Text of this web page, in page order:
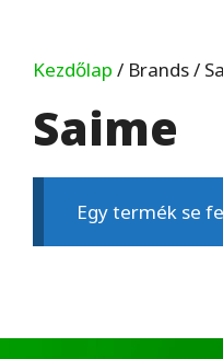
Kezdőlap / Brands /
Saime
Egy termék se